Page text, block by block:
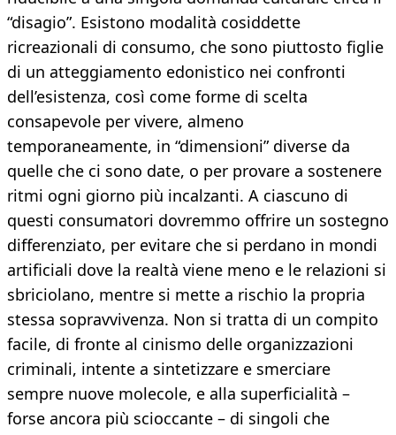
“disagio”. Esistono modalità cosiddette
ricreazionali di consumo, che sono piuttosto figlie
di un atteggiamento edonistico nei confronti
dell’esistenza, così come forme di scelta
consapevole per vivere, almeno
temporaneamente, in “dimensioni” diverse da
quelle che ci sono date, o per provare a sostenere
ritmi ogni giorno più incalzanti. A ciascuno di
questi consumatori dovremmo offrire un sostegno
differenziato, per evitare che si perdano in mondi
artificiali dove la realtà viene meno e le relazioni si
sbriciolano, mentre si mette a rischio la propria
stessa sopravvivenza. Non si tratta di un compito
facile, di fronte al cinismo delle organizzazioni
criminali, intente a sintetizzare e smerciare
sempre nuove molecole, e alla superficialità –
forse ancora più scioccante – di singoli che